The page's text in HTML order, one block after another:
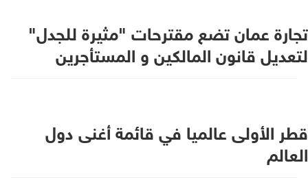
تجارة عمان تضع مقترحات "مثيرة للجدل"
لتعديل قانون المالكين و المستأجرين
قطر الأولى عالميا في قائمة أغنى دول
العالم